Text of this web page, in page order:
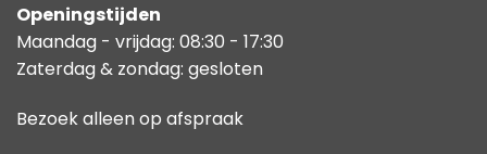
Openingstijden
Maandag - vrijdag: 08:30 - 17:30
Zaterdag & zondag: gesloten
Bezoek alleen op afspraak